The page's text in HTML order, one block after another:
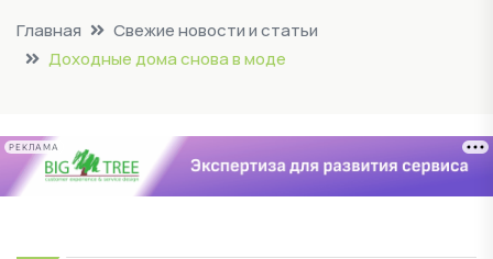
Главная
Свежие новости и статьи
Доходные дома снова в моде
РЕКЛАМА